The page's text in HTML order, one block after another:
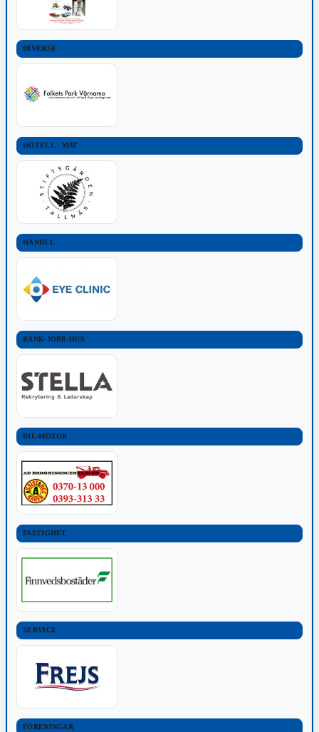
DIVERSE
HOTELL - MAT
HANDEL
BANK-JOBB-HUS
BIL-MOTOR
FASTIGHET
SERVICE
FÖRENINGAR